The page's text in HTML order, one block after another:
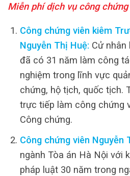
Miễn phí dịch vụ công
Công chứng viên kiêm
Nguyễn Thị Huệ: Cử nhân
đã có 31 năm làm công
nghiệm trong lĩnh vực
chứng, hộ tịch, quốc tịch.
trực tiếp làm công chứng
Công chứng.
Công chứng viên Nguyễn
ngành Tòa án Hà Nội với
pháp luật 30 năm trong